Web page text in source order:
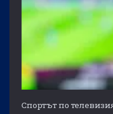
Спортът по